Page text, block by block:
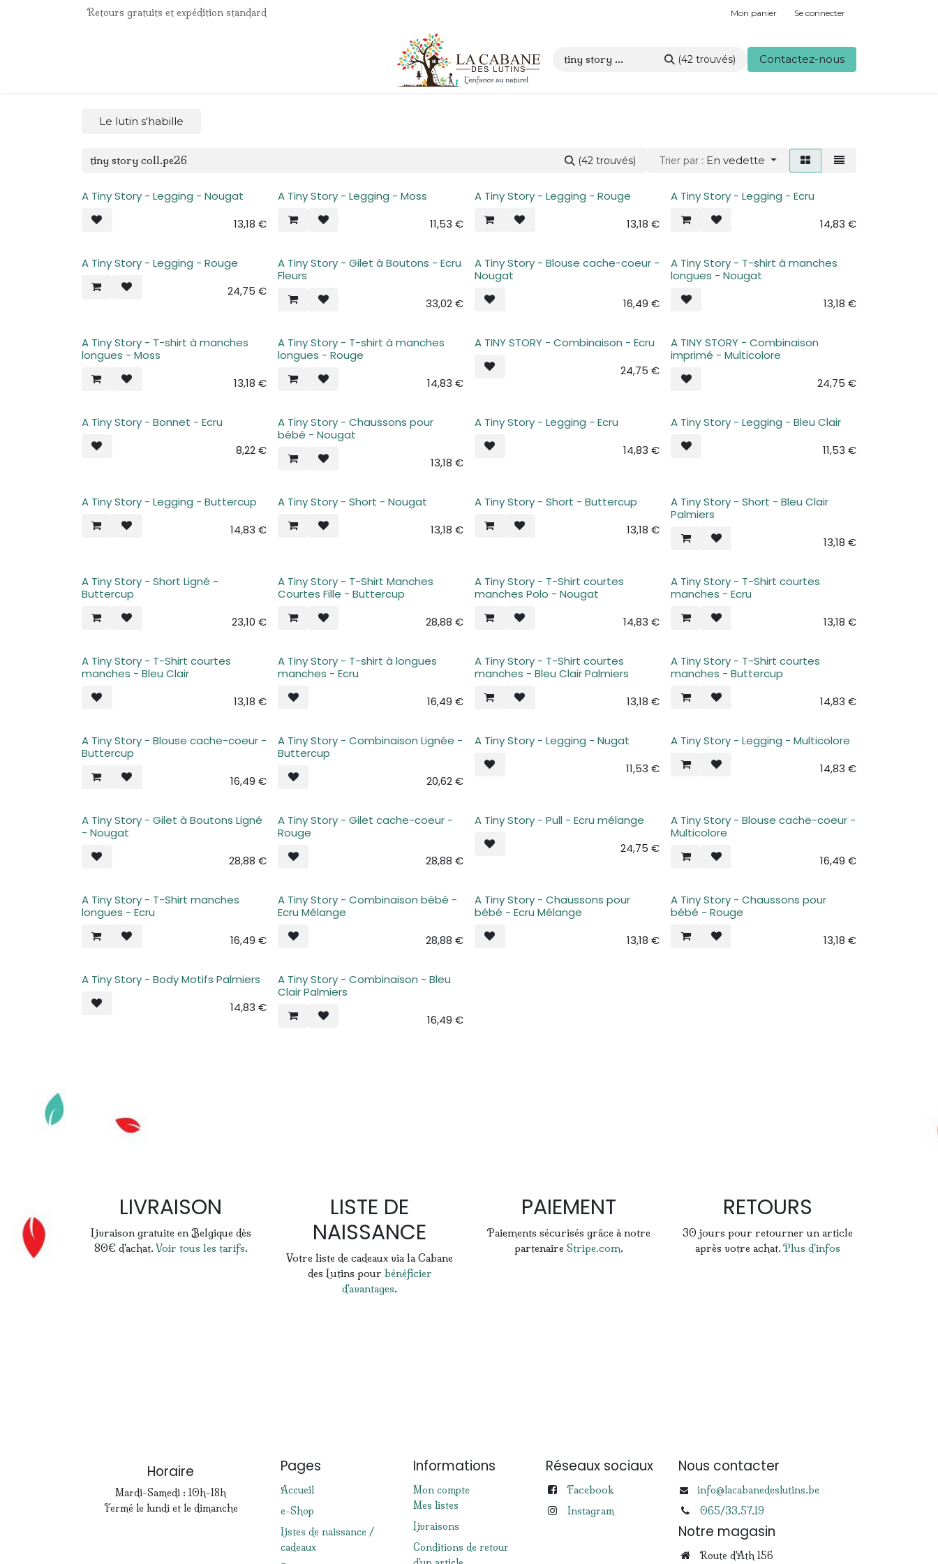
Se rendre au contenuRetours gratuits et expédition standard Mon panier Se connecter
Contact (42 trouvés) Contactez-nous
Le lutin s'habille
(42 trouvés) Trier par : En vedette
A Tiny Story - Legging - Nougat
13,18 €
A Tiny Story - Legging - Moss
11,53 €
A Tiny Story - Legging - Rouge
13,18 €
A Tiny Story - Legging - Ecru
14,83 €
A Tiny Story - Legging - Rouge
24,75 €
A Tiny Story - Gilet à Boutons - Ecru
Fleurs
33,02€
A Tiny Story - Blouse cache-coeur -
Nougat
16,49 €
A Tiny Story - T-shirt à manches
longues - Nougat
13,18 €
A Tiny Story - T-shirt à manches
longues - Moss
13,18 €
A Tiny Story - T-shirt à manches
longues - Rouge
14,83 €
A TINY STORY - Combinaison - Ecru
24,75 €
A TINY STORY - Combinaison
imprimé - Multicolore
24,75 €
A Tiny Story - Bonnet - Ecru
8,22€
A Tiny Story - Chaussons pour
bébé - Nougat
13,18 €
A Tiny Story - Legging - Ecru
14,83 €
A Tiny Story - Legging - Bleu Clair
11,53 €
A Tiny Story - Legging - Buttercup
14,83 €
A Tiny Story - Short - Nougat
13,18 €
A Tiny Story - Short - Buttercup
13,18 €
A Tiny Story - Short - Bleu Clair
Palmiers
13,18 €
A Tiny Story - Short Ligné -
Buttercup
23,10 €
A Tiny Story - T-Shirt Manches
Courtes Fille - Buttercup
28,88 €
A Tiny Story - T-Shirt courtes
manches Polo - Nougat
14,83 €
A Tiny Story - T-Shirt courtes
manches - Ecru
13,18 €
A Tiny Story - T-Shirt courtes
manches - Bleu Clair
13,18 €
A Tiny Story - T-shirt à longues
manches - Ecru
16,49 €
A Tiny Story - T-Shirt courtes
manches - Bleu Clair Palmiers
13,18 €
A Tiny Story - T-Shirt courtes
manches - Buttercup
14,83 €
A Tiny Story - Blouse cache-coeur -
Buttercup
16,49 €
A Tiny Story - Combinaison Lignée -
Buttercup
20,62€ Plus de stock
A Tiny Story - Legging - Nugat
11,53 € Plus de stock
A Tiny Story - Legging - Multicolore
14,83 €
Plus de stock
A Tiny Story - Gilet à Boutons Ligné
- Nougat
28,88 € Plus de stock
A Tiny Story - Gilet cache-coeur -
Rouge
28,88 € Plus de stock
A Tiny Story - Pull - Ecru mélange
24,75 € Plus de stock
A Tiny Story - Blouse cache-coeur -
Multicolore
16,49 €
Plus de stock
A Tiny Story - T-Shirt manches
longues - Ecru
16,49 € Plus de stock
A Tiny Story - Combinaison bébé -
Ecru Mélange
28,88 € Plus de stock
A Tiny Story - Chaussons pour
bébé - Ecru Mélange
13,18 € Plus de stock
A Tiny Story - Chaussons pour
bébé - Rouge
13,18 €
Plus de stock
A Tiny Story - Body Motifs Palmiers
14,83 € Plus de stock
A Tiny Story - Combinaison - Bleu
Clair Palmiers
16,49 €
LIVRAISON
Livraison gratuite en Belgique dès
80€ d'achat. Voir tous les tarifs.
LISTE DE
NAISSANCE
Votre liste de cadeaux via la Cabane
des Lutins pour bénéficier
d'avantages.
PAIEMENT
Paiements sécurisés grâce à notre
partenaire Stripe.com.
RETOURS
30 jours pour retourner un article
après votre achat.Plus d'infos
Horaire
Mardi-Samedi : 10h-18h
Fermé le lundi et le dimanche
Pages
Accueil
e-Shop
Listes de naissance /
cadeaux
Informations
Mon compte
Mes listes
Livraisons
Conditions de retour
Réseaux sociaux
Facebook
Instagram
Nous contacter
info@lacabanedeslutins.be
065/33.57.19
Notre magasin
Route d'Ath 156